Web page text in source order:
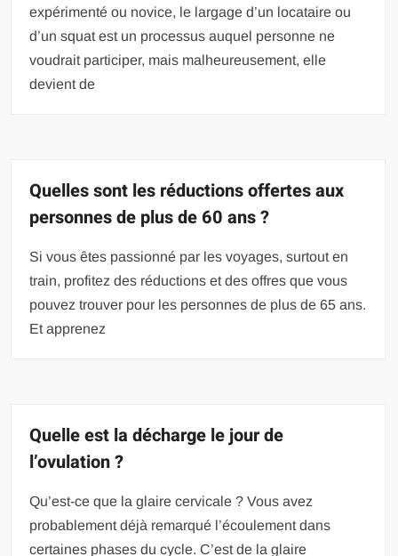
expérimenté ou novice, le largage d’un locataire ou
d’un squat est un processus auquel personne ne
voudrait participer, mais malheureusement, elle
devient de
Quelles sont les réductions offertes aux
personnes de plus de 60 ans ?
Si vous êtes passionné par les voyages, surtout en
train, profitez des réductions et des offres que vous
pouvez trouver pour les personnes de plus de 65 ans.
Et apprenez
Quelle est la décharge le jour de
l’ovulation ?
Qu’est-ce que la glaire cervicale ? Vous avez
probablement déjà remarqué l’écoulement dans
certaines phases du cycle. C’est de la glaire